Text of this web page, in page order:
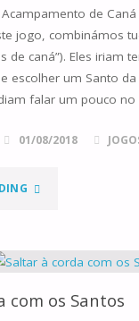
de
jogo, combinámos
de caná”). Eles iriam
escolher um Santo
falar um pouco
01/08/2018
"EM
DA
SANTIDADE"
com os Santos